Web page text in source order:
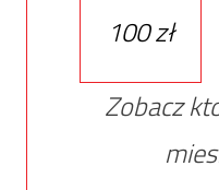
100 zł
Zobacz